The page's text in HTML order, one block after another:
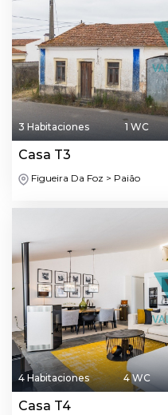
3 Habitaciones 1 WC
Casa T3
Figueira Da Foz > Paião
4 Habitaciones 4 WC
Casa T4